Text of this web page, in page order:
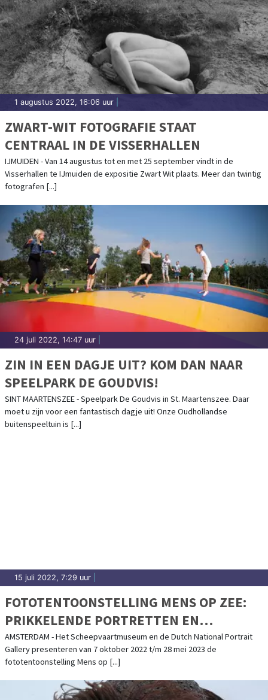
1 augustus 2022, 16:06 uur
ZWART-WIT FOTOGRAFIE STAAT
CENTRAAL IN DE VISSERHALLEN
IJMUIDEN - Van 14 augustus tot en met 25 september vindt in de
Visserhallen te IJmuiden de expositie Zwart Wit plaats. Meer dan twintig
fotografen [...]
24 juli 2022, 14:47 uur
ZIN IN EEN DAGJE UIT? KOM DAN NAAR
SPEELPARK DE GOUDVIS!
SINT MAARTENSZEE - Speelpark De Goudvis in St. Maartenszee. Daar
moet u zijn voor een fantastisch dagje uit! Onze Oudhollandse
buitenspeeltuin is [...]
15 juli 2022, 7:29 uur
FOTOTENTOONSTELLING MENS OP ZEE:
PRIKKELENDE PORTRETTEN EN
VERHALEN
AMSTERDAM - Het Scheepvaartmuseum en de Dutch National Portrait
Gallery presenteren van 7 oktober 2022 t/m 28 mei 2023 de
fototentoonstelling Mens op [...]